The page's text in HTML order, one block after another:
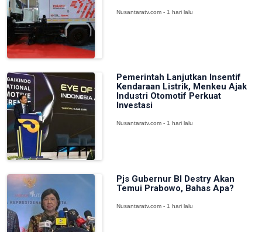
Nusantaratv.com - 1 hari lalu
Pemerintah Lanjutkan Insentif
Kendaraan Listrik, Menkeu Ajak
Industri Otomotif Perkuat
Investasi
Nusantaratv.com - 1 hari lalu
Pjs Gubernur BI Destry Akan
Temui Prabowo, Bahas Apa?
Nusantaratv.com - 1 hari lalu